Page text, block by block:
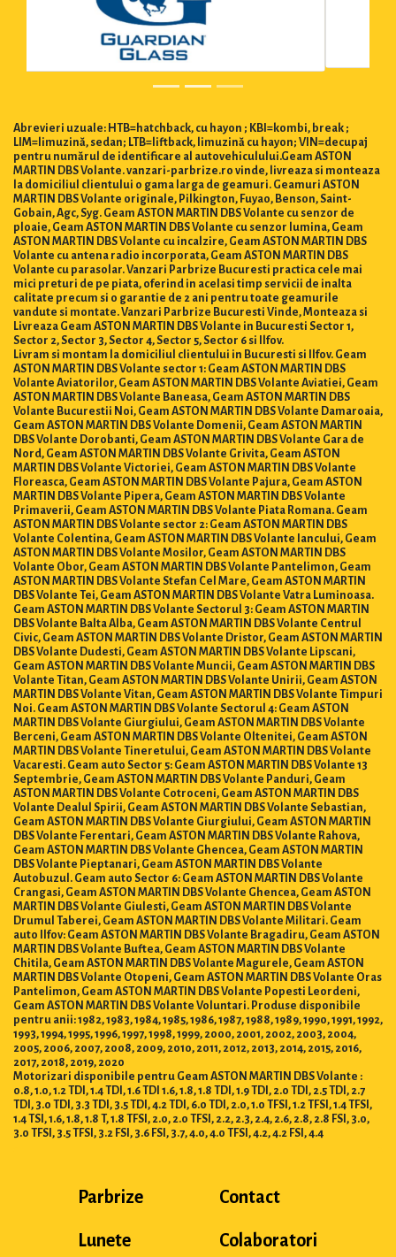
Abrevieri uzuale: HTB=hatchback, cu hayon ; KBI=kombi, break ;
LIM=limuzină, sedan; LTB=liftback, limuzină cu hayon; VIN=decupaj
pentru numărul de identificare al autovehiculului.Geam ASTON
MARTIN DBS Volante. vanzari-parbrize.ro vinde, livreaza si monteaza
la domiciliul clientului o gama larga de geamuri. Geamuri ASTON
MARTIN DBS Volante originale, Pilkington, Fuyao, Benson, Saint-
Gobain, Agc, Syg. Geam ASTON MARTIN DBS Volante cu senzor de
ploaie, Geam ASTON MARTIN DBS Volante cu senzor lumina, Geam
ASTON MARTIN DBS Volante cu incalzire, Geam ASTON MARTIN DBS
Volante cu antena radio incorporata, Geam ASTON MARTIN DBS
Volante cu parasolar. Vanzari Parbrize Bucuresti practica cele mai
mici preturi de pe piata, oferind in acelasi timp servicii de inalta
calitate precum si o garantie de 2 ani pentru toate geamurile
vandute si montate. Vanzari Parbrize Bucuresti Vinde, Monteaza si
Livreaza Geam ASTON MARTIN DBS Volante in Bucuresti Sector 1,
Sector 2, Sector 3, Sector 4, Sector 5, Sector 6 si Ilfov.
Livram si montam la domiciliul clientului in Bucuresti si Ilfov. Geam
ASTON MARTIN DBS Volante sector 1: Geam ASTON MARTIN DBS
Volante Aviatorilor, Geam ASTON MARTIN DBS Volante Aviatiei, Geam
ASTON MARTIN DBS Volante Baneasa, Geam ASTON MARTIN DBS
Volante Bucurestii Noi, Geam ASTON MARTIN DBS Volante Damaroaia,
Geam ASTON MARTIN DBS Volante Domenii, Geam ASTON MARTIN
DBS Volante Dorobanti, Geam ASTON MARTIN DBS Volante Gara de
Nord, Geam ASTON MARTIN DBS Volante Grivita, Geam ASTON
MARTIN DBS Volante Victoriei, Geam ASTON MARTIN DBS Volante
Floreasca, Geam ASTON MARTIN DBS Volante Pajura, Geam ASTON
MARTIN DBS Volante Pipera, Geam ASTON MARTIN DBS Volante
Primaverii, Geam ASTON MARTIN DBS Volante Piata Romana. Geam
ASTON MARTIN DBS Volante sector 2: Geam ASTON MARTIN DBS
Volante Colentina, Geam ASTON MARTIN DBS Volante Iancului, Geam
ASTON MARTIN DBS Volante Mosilor, Geam ASTON MARTIN DBS
Volante Obor, Geam ASTON MARTIN DBS Volante Pantelimon, Geam
ASTON MARTIN DBS Volante Stefan Cel Mare, Geam ASTON MARTIN
DBS Volante Tei, Geam ASTON MARTIN DBS Volante Vatra Luminoasa.
Geam ASTON MARTIN DBS Volante Sectorul 3: Geam ASTON MARTIN
DBS Volante Balta Alba, Geam ASTON MARTIN DBS Volante Centrul
Civic, Geam ASTON MARTIN DBS Volante Dristor, Geam ASTON MARTIN
DBS Volante Dudesti, Geam ASTON MARTIN DBS Volante Lipscani,
Geam ASTON MARTIN DBS Volante Muncii, Geam ASTON MARTIN DBS
Volante Titan, Geam ASTON MARTIN DBS Volante Unirii, Geam ASTON
MARTIN DBS Volante Vitan, Geam ASTON MARTIN DBS Volante Timpuri
Noi. Geam ASTON MARTIN DBS Volante Sectorul 4: Geam ASTON
MARTIN DBS Volante Giurgiului, Geam ASTON MARTIN DBS Volante
Berceni, Geam ASTON MARTIN DBS Volante Oltenitei, Geam ASTON
MARTIN DBS Volante Tineretului, Geam ASTON MARTIN DBS Volante
Vacaresti. Geam auto Sector 5: Geam ASTON MARTIN DBS Volante 13
Septembrie, Geam ASTON MARTIN DBS Volante Panduri, Geam
ASTON MARTIN DBS Volante Cotroceni, Geam ASTON MARTIN DBS
Volante Dealul Spirii, Geam ASTON MARTIN DBS Volante Sebastian,
Geam ASTON MARTIN DBS Volante Giurgiului, Geam ASTON MARTIN
DBS Volante Ferentari, Geam ASTON MARTIN DBS Volante Rahova,
Geam ASTON MARTIN DBS Volante Ghencea, Geam ASTON MARTIN
DBS Volante Pieptanari, Geam ASTON MARTIN DBS Volante
Autobuzul. Geam auto Sector 6: Geam ASTON MARTIN DBS Volante
Crangasi, Geam ASTON MARTIN DBS Volante Ghencea, Geam ASTON
MARTIN DBS Volante Giulesti, Geam ASTON MARTIN DBS Volante
Drumul Taberei, Geam ASTON MARTIN DBS Volante Militari. Geam
auto Ilfov: Geam ASTON MARTIN DBS Volante Bragadiru, Geam ASTON
MARTIN DBS Volante Buftea, Geam ASTON MARTIN DBS Volante
Chitila, Geam ASTON MARTIN DBS Volante Magurele, Geam ASTON
MARTIN DBS Volante Otopeni, Geam ASTON MARTIN DBS Volante Oras
Pantelimon, Geam ASTON MARTIN DBS Volante Popesti Leordeni,
Geam ASTON MARTIN DBS Volante Voluntari. Produse disponibile
pentru anii: 1982, 1983, 1984, 1985, 1986, 1987, 1988, 1989, 1990, 1991, 1992,
1993, 1994, 1995, 1996, 1997, 1998, 1999, 2000, 2001, 2002, 2003, 2004,
2005, 2006, 2007, 2008, 2009, 2010, 2011, 2012, 2013, 2014, 2015, 2016,
2017, 2018, 2019, 2020
Motorizari disponibile pentru Geam ASTON MARTIN DBS Volante :
0.8, 1.0, 1.2 TDI, 1.4 TDI, 1.6 TDI 1.6, 1.8, 1.8 TDI, 1.9 TDI, 2.0 TDI, 2.5 TDI, 2.7
TDI, 3.0 TDI, 3.3 TDI, 3.5 TDI, 4.2 TDI, 6.0 TDI, 2.0, 1.0 TFSI, 1.2 TFSI, 1.4 TFSI,
1.4 TSI, 1.6, 1.8, 1.8 T, 1.8 TFSI, 2.0, 2.0 TFSI, 2.2, 2.3, 2.4, 2.6, 2.8, 2.8 FSI, 3.0,
3.0 TFSI, 3.5 TFSI, 3.2 FSI, 3.6 FSI, 3.7, 4.0, 4.0 TFSI, 4.2, 4.2 FSI, 4.4
Parbrize
Lunete
Contact
Colaboratori